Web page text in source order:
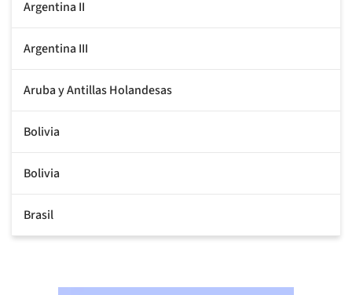
Argentina II
Argentina III
Aruba y Antillas Holandesas
Bolivia
Bolivia
Brasil